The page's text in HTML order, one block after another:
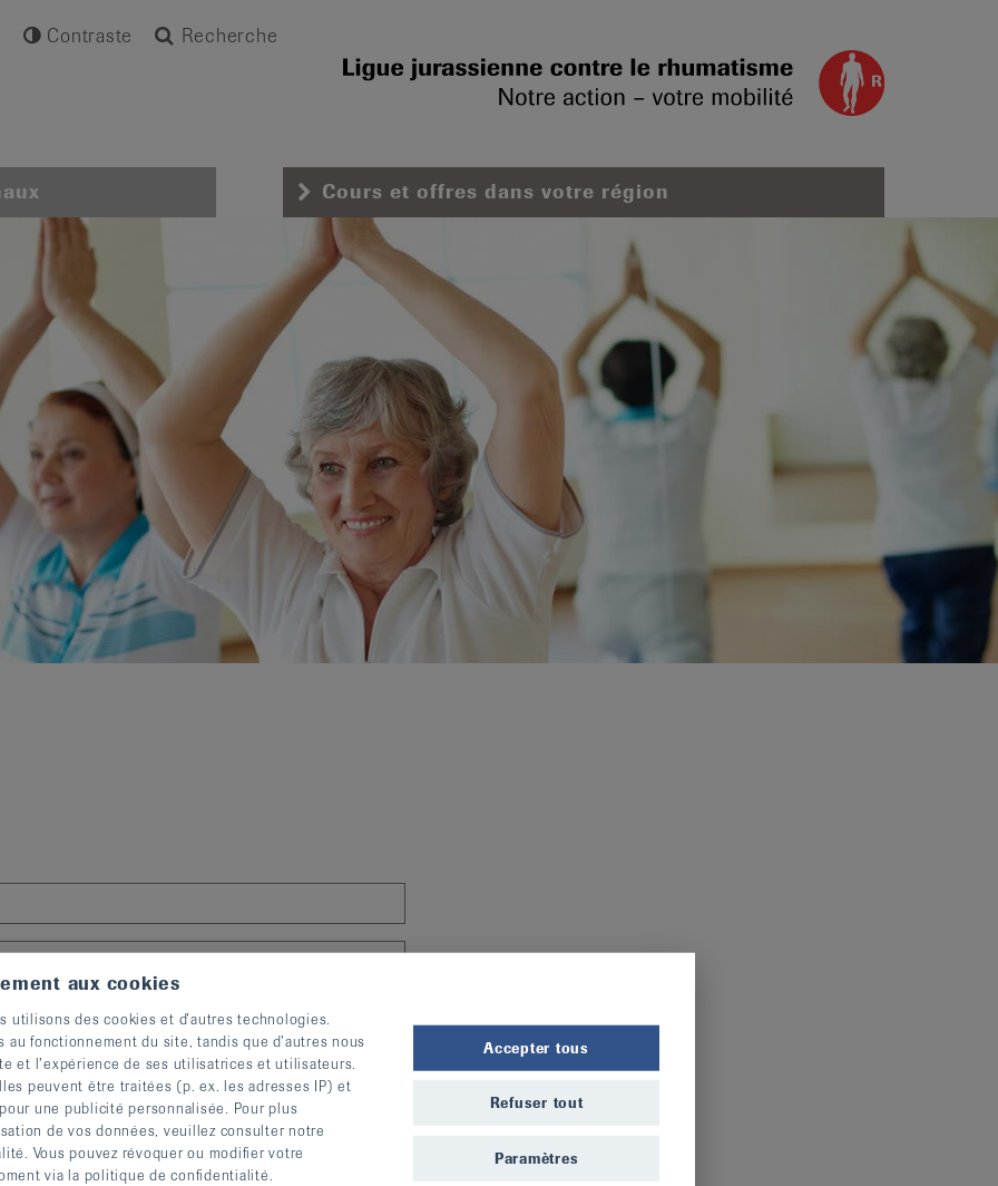
Contraste Recherche
Cours et offres dans votre région
aux cookies
utilisons des cookies et d’autres technologies.
fonctionnement du site, tandis que d’autres nous
et l’expérience de ses utilisatrices et utilisateurs.
peuvent être traitées (p. ex. les adresses IP) et
une publicité personnalisée. Pour plus
de vos données, veuillez consulter notre
Vous pouvez révoquer ou modifier votre
via la politique de confidentialité.
Accepter tous
Refuser tout
Paramètres